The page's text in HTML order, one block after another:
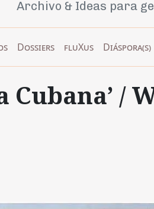
Archivo & Ideas para
Dossiers fluXus Diáspora(s)
Cubana’ /